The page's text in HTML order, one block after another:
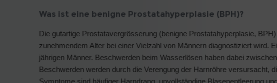
Was ist eine benigne Prostatahyperplasie (BPH)?
Die gutartige Prostatavergrösserung (benigne Prostatahyperplasie,
zunehmendem Alter bei einer Vielzahl von Männern diagnostiziert wird.
jährigen Männer. Beschwerden beim Wasserlösen haben dabei
Beschwerden werden durch die Verengung der Harnröhre versursacht,